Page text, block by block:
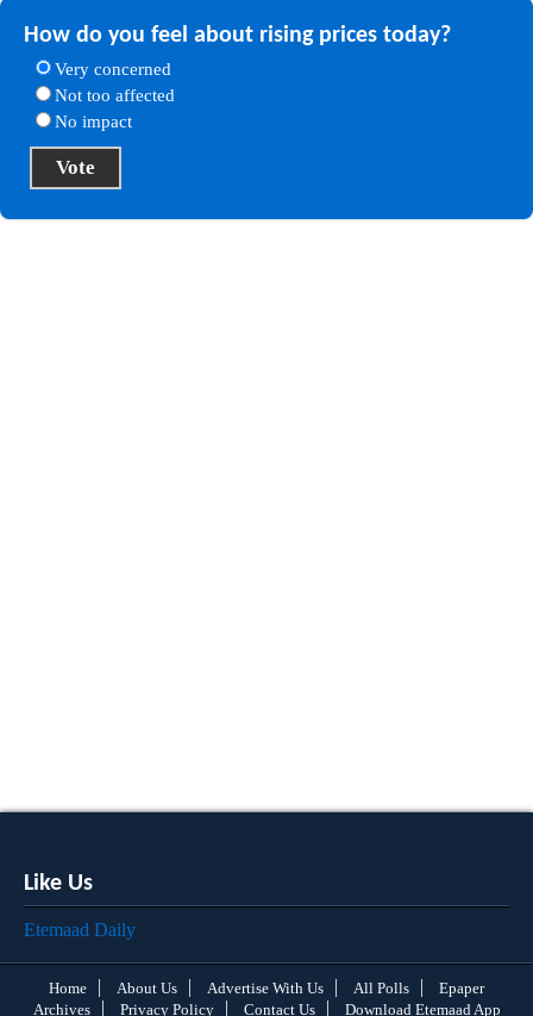
How do you feel about rising prices today?
Very concerned
Not too affected
No impact
Like Us
Etemaad Daily
Home About Us Advertise With Us All Polls
Epaper
Archives
Privacy Policy Contact Us Download Etemaad App